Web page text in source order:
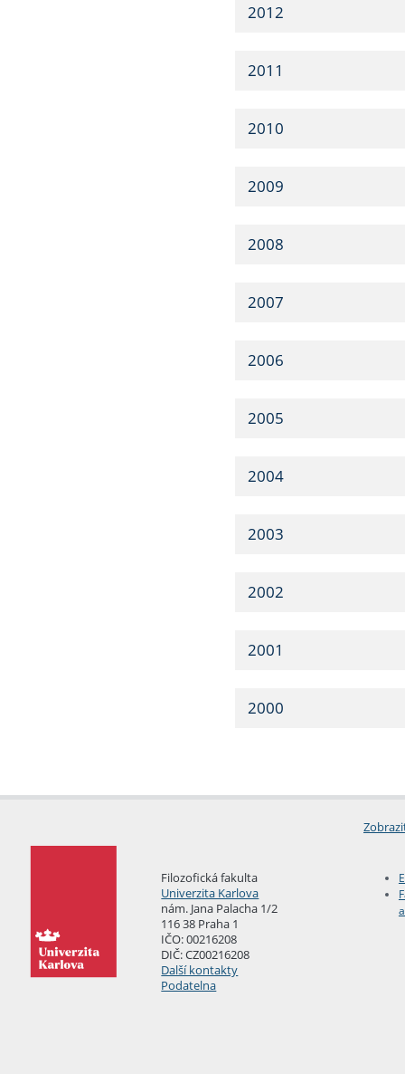
2012
2011
2010
2009
2008
2007
2006
2005
2004
2003
2002
2001
2000
Filozofická fakulta
Univerzita Karlova
nám. Jana Palacha 1/2
116 38 Praha 1
IČO: 00216208
DIČ: CZ00216208
Další kontakty
Podatelna